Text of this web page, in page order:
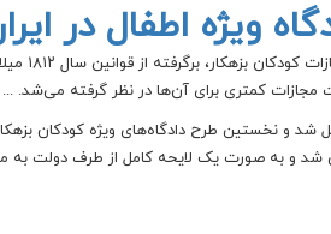
ویژه اطفال در
تا پیش
کمتری برای آن‌ها در نظر گرفته می‌شد. ...
شد و به صورت یک لایحه کامل از طرف